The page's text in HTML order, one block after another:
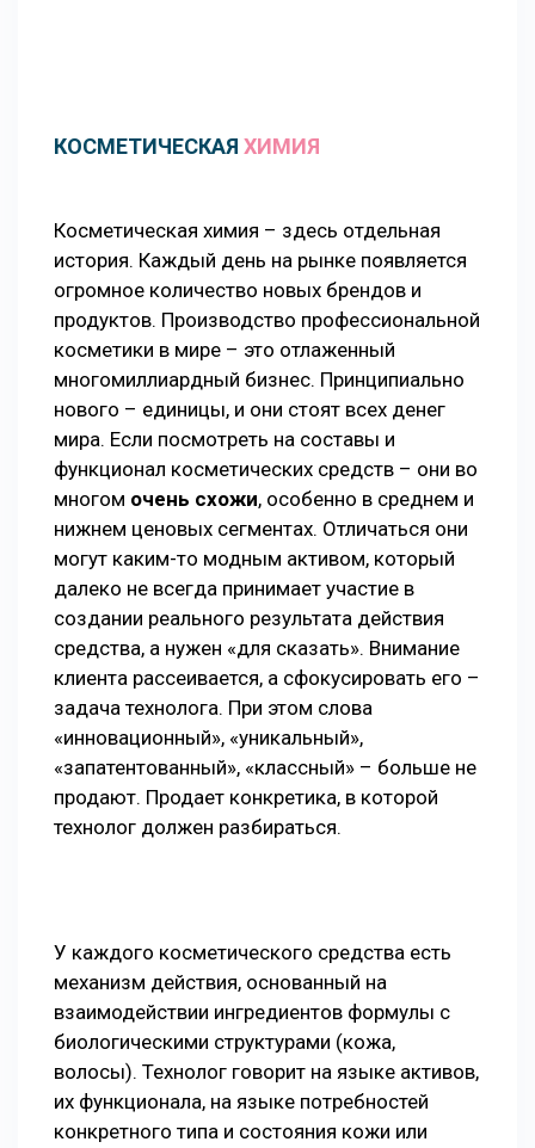
КОСМЕТИЧЕСКАЯ ХИМИЯ
Косметическая химия – здесь отдельная
история. Каждый день на рынке появляется
огромное количество новых брендов и
продуктов. Производство профессиональной
косметики в мире – это отлаженный
многомиллиардный бизнес. Принципиально
нового – единицы, и они стоят всех денег
мира. Если посмотреть на составы и
функционал косметических средств – они во
многом очень схожи, особенно в среднем и
нижнем ценовых сегментах. Отличаться они
могут каким-то модным активом, который
далеко не всегда принимает участие в
создании реального результата действия
средства, а нужен «для сказать». Внимание
клиента рассеивается, а сфокусировать его –
задача технолога. При этом слова
«инновационный», «уникальный»,
«запатентованный», «классный» – больше не
продают. Продает конкретика, в которой
технолог должен разбираться.
У каждого косметического средства есть
механизм действия, основанный на
взаимодействии ингредиентов формулы с
биологическими структурами (кожа,
волосы). Технолог говорит на языке активов,
их функционала, на языке потребностей
конкретного типа и состояния кожи или